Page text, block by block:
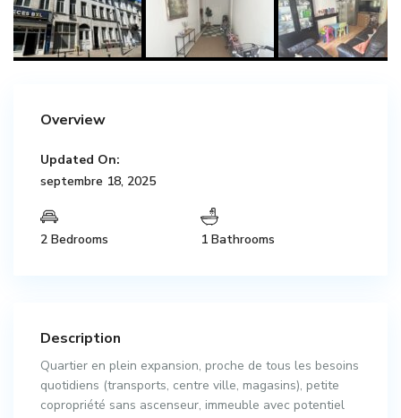
Overview
Updated On:
septembre 18, 2025
2 Bedrooms 1 Bathrooms
Description
Quartier en plein expansion, proche de tous les besoins
quotidiens (transports, centre ville, magasins), petite
copropriété sans ascenseur, immeuble avec potentiel